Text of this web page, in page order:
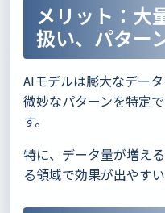
メリット：大
扱い、パター
AIモデルは膨大なデー
微妙なパターンを特定
す。
特に、データ量が増え
る領域で効果が出やす